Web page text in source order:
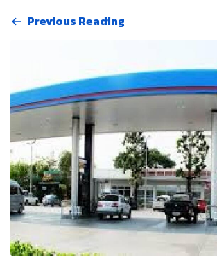
Previous Reading